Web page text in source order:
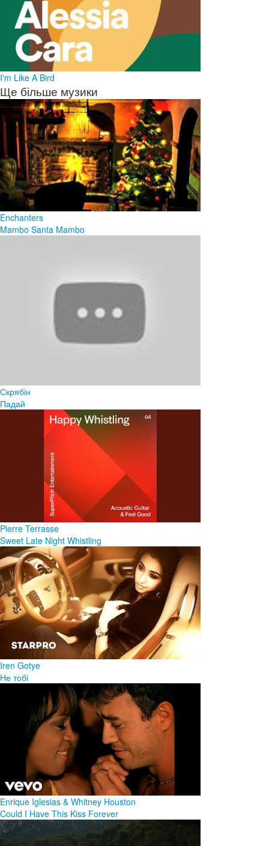
I'm Like A Bird
Ще більше музики
Enchanters
Mambo Santa Mambo
Скрябін
Падай
Pierre Terrasse
Sweet Late Night Whistling
Iren Gotye
Не тобі
Enrique Iglesias & Whitney Houston
Could I Have This Kiss Forever